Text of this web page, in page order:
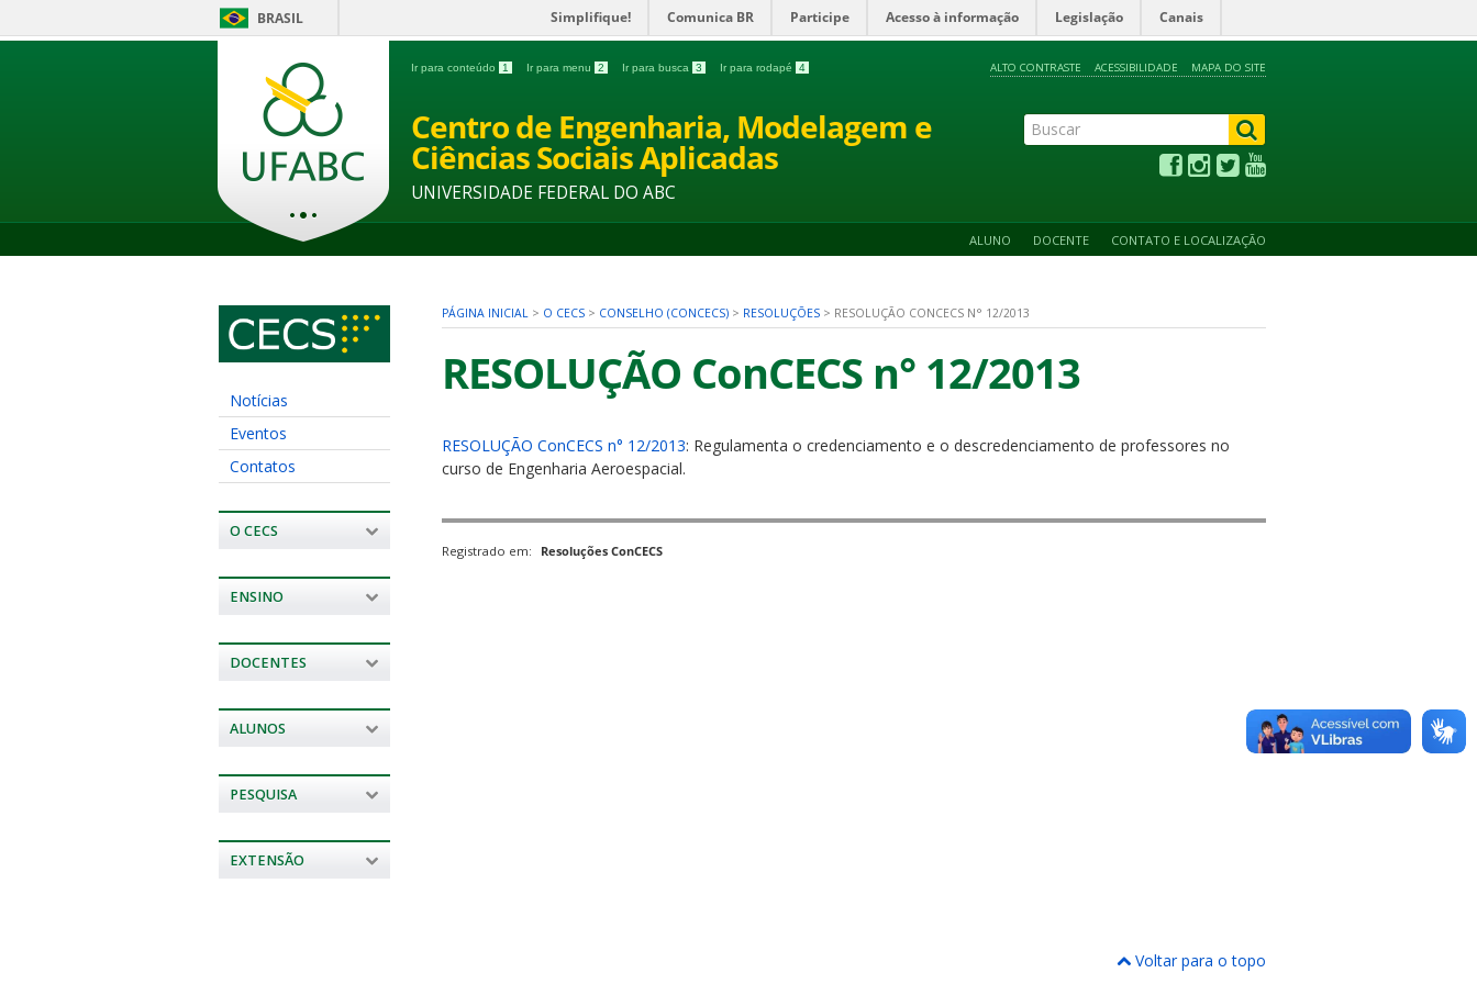
BRASIL Simplifique! Comunica BR Participe Acesso à informação Legislação Canais
Ir para conteúdo 1 Ir para menu 2 Ir para busca 3 Ir para rodapé 4 ALTO CONTRASTE ACESSIBILIDADE MAPA DO SITE
Centro de Engenharia, Modelagem e
Ciências Sociais Aplicadas
UNIVERSIDADE FEDERAL DO ABC
ALUNO DOCENTE CONTATO E LOCALIZAÇÃO
Notícias
Eventos
Contatos
O CECS
ENSINO
DOCENTES
ALUNOS
PESQUISA
EXTENSÃO
PÁGINA INICIAL > O CECS > CONSELHO (CONCECS) > RESOLUÇÕES > RESOLUÇÃO CONCECS N° 12/2013
RESOLUÇÃO ConCECS n° 12/2013
RESOLUÇÃO ConCECS n° 12/2013: Regulamenta o credenciamento e o descredenciamento de professores no
curso de Engenharia Aeroespacial.
Registrado em: Resoluções ConCECS
Voltar para o topo